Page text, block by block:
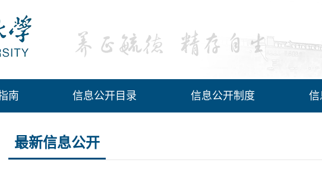
南 信息公开目录 信息公开制度 信
最新信息公开